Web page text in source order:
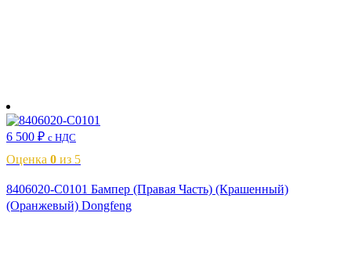
6 500 ₽ с НДС
Оценка 0 из 5
8406020-C0101 Бампер (Правая Часть) (Крашенный)
(Оранжевый) Dongfeng